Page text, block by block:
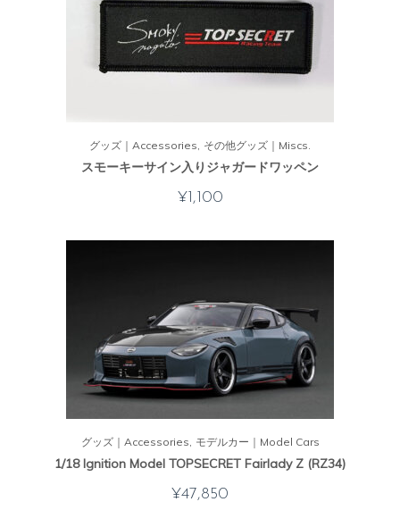
グッズ｜Accessories その他グッズ｜Miscs.
スモーキーサイン入りジャガードワッペン
¥1,100
グッズ｜Accessories モデルカー｜Model Cars
1/18 Ignition Model TOPSECRET Fairlady Z (RZ34)
¥47,850